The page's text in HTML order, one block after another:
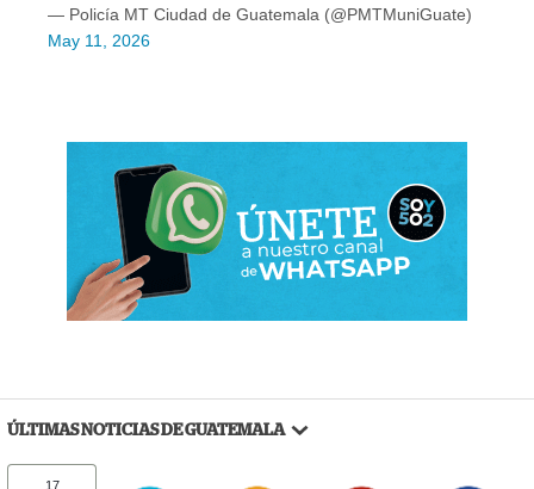
— Policía MT Ciudad de Guatemala (@PMTMuniGuate)
May 11, 2026
ÚLTIMAS NOTICIAS DE GUATEMALA
17